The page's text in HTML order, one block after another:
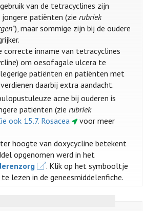
van de tetracyclines zijn
patiënten (zierubriek
), maar sommige zijn bij de oudere
correcte inname van tetracyclines
om oesofagale ulcera te
patiënten en patiënten met
daarbij extra aandacht.
acne bij ouderen is
patiënten (zierubriek
ook 15.7. Rosacea
voor meer
hoogte van doxycycline betekent
opgenomen werd in het
. Klik op het symbooltje
lezen in de geneesmiddelenfiche.